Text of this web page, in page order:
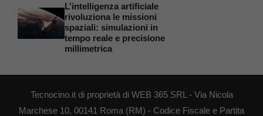
L’intelligenza artificiale
rivoluziona le missioni
spaziali: simulazioni in
tempo reale e precisione
millimetrica
Tecnocino.it di proprietà di WEB 365 SRL - Via Nicola
Marchese 10, 00141 Roma (RM) - Codice Fiscale e Partita